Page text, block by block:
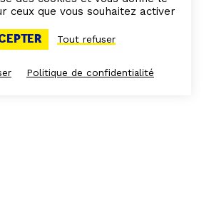
ceux que vous souhaitez activer
Tout refuser
Politique de confidentialité